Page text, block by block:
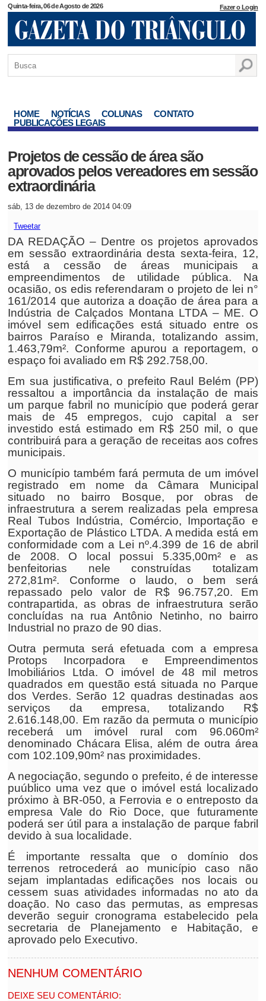
Quinta-feira, 06 de Agosto de 2026 Fazer o Login
HOME NOTÍCIAS COLUNAS
CONTATO
PUBLICAÇÕES LEGAIS
Projetos de cessão de área são
aprovados pelos vereadores em sessão
extraordinária
sáb, 13 de dezembro de 2014 04:09
Tweetar
DA REDAÇÃO – Dentre os projetos aprovados
em sessão extraordinária desta sexta-feira, 12,
está a cessão de áreas municipais a
empreendimentos de utilidade pública. Na
ocasião, os edis referendaram o projeto de lei n°
161/2014 que autoriza a doação de área para a
Indústria de Calçados Montana LTDA – ME. O
imóvel sem edificações está situado entre os
bairros Paraíso e Miranda, totalizando assim,
1.463,79m². Conforme apurou a reportagem, o
espaço foi avaliado em R$ 292.758,00.
Em sua justificativa, o prefeito Raul Belém (PP)
ressaltou a importância da instalação de mais
um parque fabril no município que poderá gerar
mais de 45 empregos, cujo capital a ser
investido está estimado em R$ 250 mil, o que
contribuirá para a geração de receitas aos cofres
municipais.
O município também fará permuta de um imóvel
registrado em nome da Câmara Municipal
situado no bairro Bosque, por obras de
infraestrutura a serem realizadas pela empresa
Real Tubos Indústria, Comércio, Importação e
Exportação de Plástico LTDA. A medida está em
conformidade com a Lei nº.4.399 de 16 de abril
de 2008. O local possui 5.335,00m² e as
benfeitorias nele construídas totalizam
272,81m². Conforme o laudo, o bem será
repassado pelo valor de R$ 96.757,20. Em
contrapartida, as obras de infraestrutura serão
concluídas na rua Antônio Netinho, no bairro
Industrial no prazo de 90 dias.
Outra permuta será efetuada com a empresa
Protops Incorpadora e Empreendimentos
Imobiliários Ltda. O imóvel de 48 mil metros
quadrados em questão está situada no Parque
dos Verdes. Serão 12 quadras destinadas aos
serviços da empresa, totalizando R$
2.616.148,00. Em razão da permuta o município
receberá um imóvel rural com 96.060m²
denominado Chácara Elisa, além de outra área
com 102.109,90m² nas proximidades.
A negociação, segundo o prefeito, é de interesse
puúblico uma vez que o imóvel está localizado
próximo à BR-050, a Ferrovia e o entreposto da
empresa Vale do Rio Doce, que futuramente
poderá ser útil para a instalação de parque fabril
devido à sua localidade.
É importante ressalta que o domínio dos
terrenos retrocederá ao município caso não
sejam implantadas edificações nos locais ou
cessem suas atividades informadas no ato da
doação. No caso das permutas, as empresas
deverão seguir cronograma estabelecido pela
secretaria de Planejamento e Habitação, e
aprovado pelo Executivo.
NENHUM COMENTÁRIO
DEIXE SEU COMENTÁRIO: